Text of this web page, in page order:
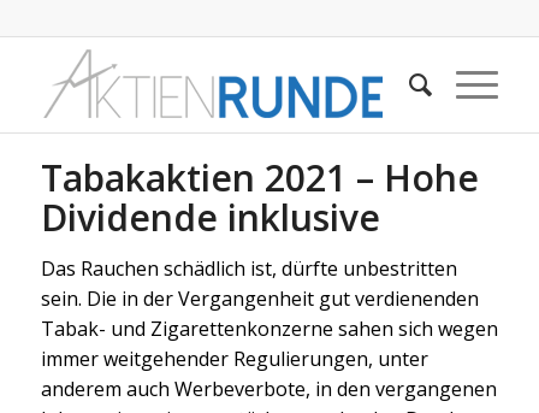
Tabakaktien 2021 – Hohe
Dividende inklusive
Das Rauchen schädlich ist, dürfte unbestritten
sein. Die in der Vergangenheit gut verdienenden
Tabak- und Zigarettenkonzerne sahen sich wegen
immer weitgehender Regulierungen, unter
anderem auch Werbeverbote, in den vergangenen